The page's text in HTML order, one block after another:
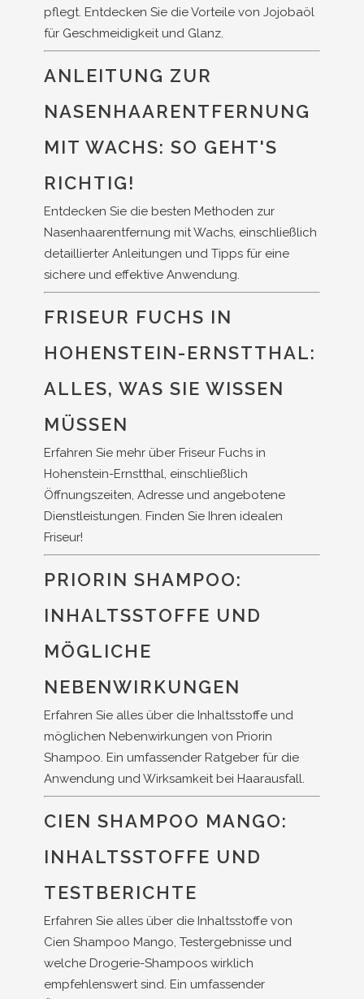
pflegt. Entdecken Sie die Vorteile von Jojobaöl
für Geschmeidigkeit und Glanz.
ANLEITUNG ZUR
NASENHAARENTFERNUNG
MIT WACHS: SO GEHT'S
RICHTIG!
Entdecken Sie die besten Methoden zur
Nasenhaarentfernung mit Wachs, einschließlich
detaillierter Anleitungen und Tipps für eine
sichere und effektive Anwendung.
FRISEUR FUCHS IN
HOHENSTEIN-ERNSTTHAL:
ALLES, WAS SIE WISSEN
MÜSSEN
Erfahren Sie mehr über Friseur Fuchs in
Hohenstein-Ernstthal, einschließlich
Öffnungszeiten, Adresse und angebotene
Dienstleistungen. Finden Sie Ihren idealen
Friseur!
PRIORIN SHAMPOO:
INHALTSSTOFFE UND
MÖGLICHE
NEBENWIRKUNGEN
Erfahren Sie alles über die Inhaltsstoffe und
möglichen Nebenwirkungen von Priorin
Shampoo. Ein umfassender Ratgeber für die
Anwendung und Wirksamkeit bei Haarausfall.
CIEN SHAMPOO MANGO:
INHALTSSTOFFE UND
TESTBERICHTE
Erfahren Sie alles über die Inhaltsstoffe von
Cien Shampoo Mango, Testergebnisse und
welche Drogerie-Shampoos wirklich
empfehlenswert sind. Ein umfassender